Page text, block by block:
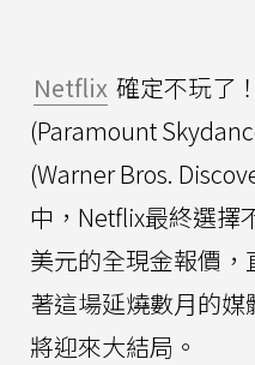
Netflix 確定不玩了
(Paramount
(Warner Bros.
中，Netflix最終選擇
美元的全現金報價
著這場延燒數月的
將迎來大結局。